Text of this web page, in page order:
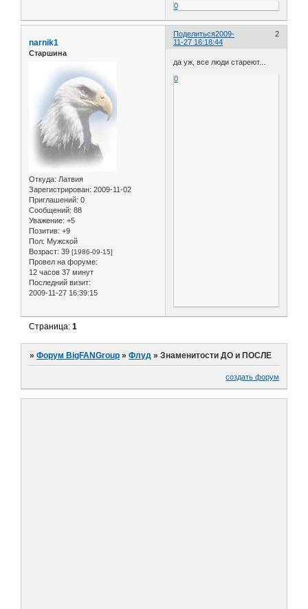
0
Поделиться 2
2009-
11-27 16:18:44
narnik1
Старшина
Откуда: Латвия
Зарегистрирован: 2009-11-02
Приглашений: 0
Сообщений: 88
Уважение: +5
Позитив: +9
Пол: Мужской
Возраст: 39 [1986-09-15]
Провел на форуме:
12 часов 37 минут
Последний визит:
2009-11-27 16:39:15
да уж, все люди стареют...
0
Страница:1
»Форум BigFANGroup »Флуд »Знаменитости ДО и ПОСЛЕ
создать форум